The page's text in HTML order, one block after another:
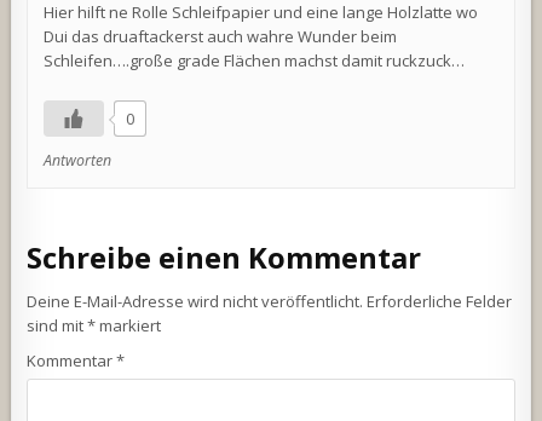
Hier hilft ne Rolle Schleifpapier und eine lange Holzlatte wo
Dui das druaftackerst auch wahre Wunder beim
Schleifen….große grade Flächen machst damit ruckzuck…
0
Antworten
Schreibe einen Kommentar
Deine E-Mail-Adresse wird nicht veröffentlicht. Erforderliche Felder
sind mit*markiert
Kommentar*